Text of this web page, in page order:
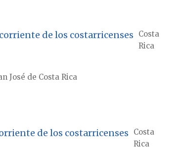
de los costarricenses
Costa
Rica
José de Costa Rica
de los costarricenses
Costa
Rica